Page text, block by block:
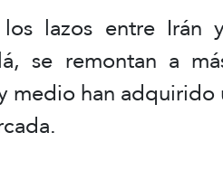
lazos entre Irán
se remontan a
medio han